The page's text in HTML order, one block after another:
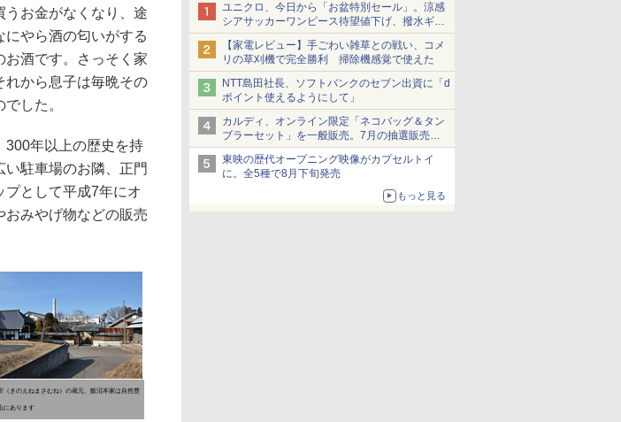
ユニクロ、今日から「お盆特別セール」。涼感
シアサッカーワンピース待望値下げ、撥水ギア
ショーツは1990円に
【家電レビュー】手ごわい雑草との戦い、コメ
リの草刈機で完全勝利 掃除機感覚で使えた
NTT島田社長、ソフトバンクのセブン出資に「d
ポイント使えるようにして」
カルディ、オンライン限定「ネコバッグ＆タン
ブラーセット」を一般販売。7月の抽選販売の
当選無効分
東映の歴代オープニング映像がカプセルトイ
に。全5種で8月下旬発売
もっと見る
お金がなくなり、途
やら酒の匂いがする
お酒です。さっそく家
れから息子は毎晩その
した。
年以上の歴史を持
駐車場のお隣、正門
プとして平成7年にオ
おみやげ物などの販売
（きのえねまさむね）の蔵元、飯沼本家は自然豊
にあります